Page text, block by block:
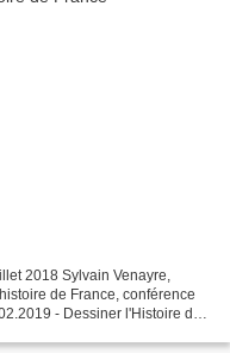
2018 Sylvain Venayre,
de France, conférence
- Dessiner l'Histoire de